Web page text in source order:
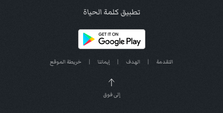
تطبيق كلمة الحياة
التقدمة | الهدف | إيماننا | خريطة الموقع
إلى فوق